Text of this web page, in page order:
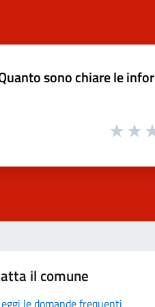
sono chiare le
il comune
le domande frequenti